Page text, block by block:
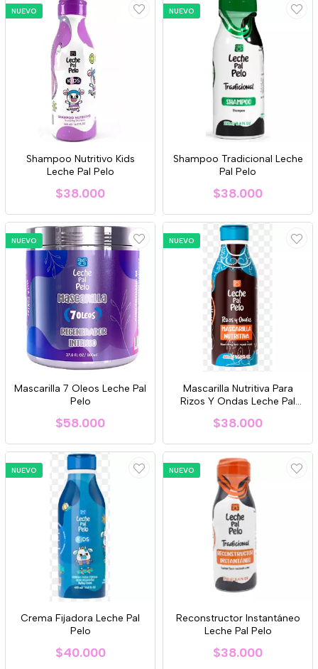
NUEVO
Shampoo Nutritivo Kids
Leche Pal Pelo
$38.000
NUEVO
Shampoo Tradicional Leche
Pal Pelo
$38.000
NUEVO
Mascarilla 7 Oleos Leche Pal
Pelo
$58.000
NUEVO
Mascarilla Nutritiva Para
Rizos Y Ondas Leche Pal
$38.000
NUEVO
Crema Fijadora Leche Pal
Pelo
$40.000
NUEVO
Reconstructor Instantáneo
Leche Pal Pelo
$38.000